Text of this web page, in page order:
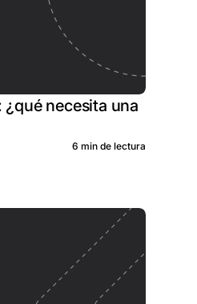
necesita una
6 min de lectura